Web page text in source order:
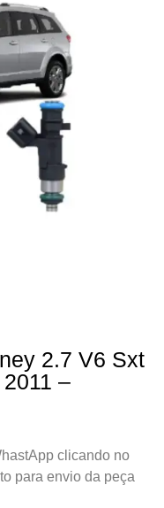
2.7 V6 Sxt
–
clicando no
para envio da peça